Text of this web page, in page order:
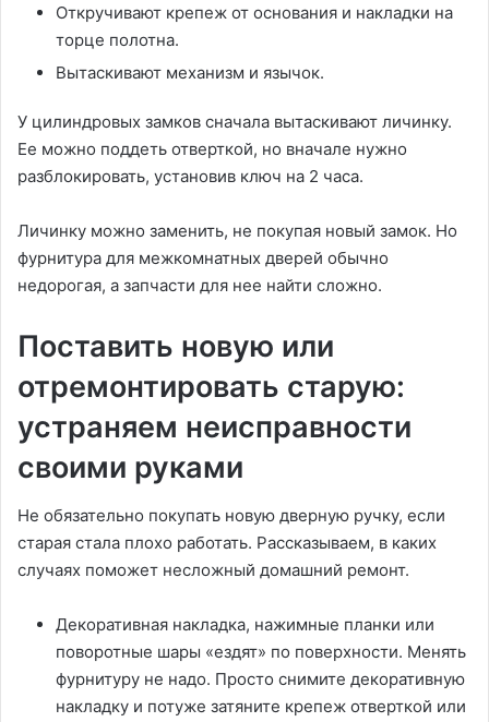
Откручивают крепеж от основания и накладки на
торце полотна.
Вытаскивают механизм и язычок.
У цилиндровых замков сначала вытаскивают личинку.
Ее можно поддеть отверткой, но вначале нужно
разблокировать, установив ключ на 2 часа.
Личинку можно заменить, не покупая новый замок. Но
фурнитура для межкомнатных дверей обычно
недорогая, а запчасти для нее найти сложно.
Поставить новую или
отремонтировать старую:
устраняем неисправности
своими руками
Не обязательно покупать новую дверную ручку, если
старая стала плохо работать. Рассказываем, в каких
случаях поможет несложный домашний ремонт.
Декоративная накладка, нажимные планки или
поворотные шары «ездят» по поверхности. Менять
фурнитуру не надо. Просто снимите декоративную
накладку и потуже затяните крепеж отверткой или